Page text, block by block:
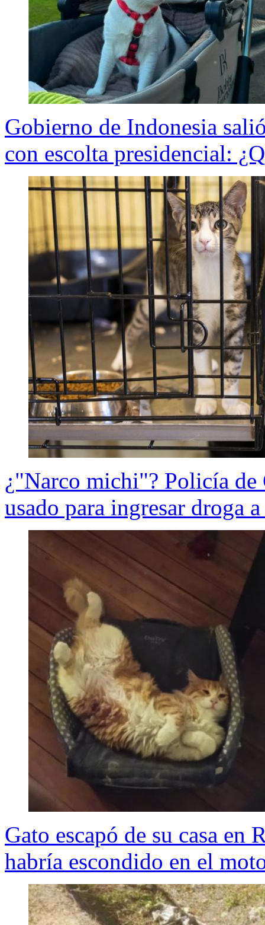
Gobierno de Indonesia
con escolta presidencial:
¿"Narco michi"? Policía de
usado para ingresar droga
Gato escapó de su casa en
habría escondido en el